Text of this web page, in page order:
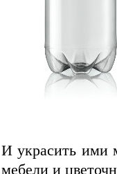
И украсить ими
мебели и